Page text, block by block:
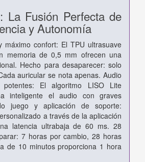
La Fusión Perfecta de
y Autonomía
máximo confort: El TPU ultrasuave
memoria de 0,5 mm ofrecen una
Hecho para desaparecer: solo
auricular se nota apenas. Audio
potentes: El algoritmo LISO Lite
inteligente el audio con graves
juego y aplicación de soporte:
a través de la aplicación
latencia ultrabaja de 60 ms. 28
7 horas por cambio, 28 horas
de 10 minutos proporciona 1 hora